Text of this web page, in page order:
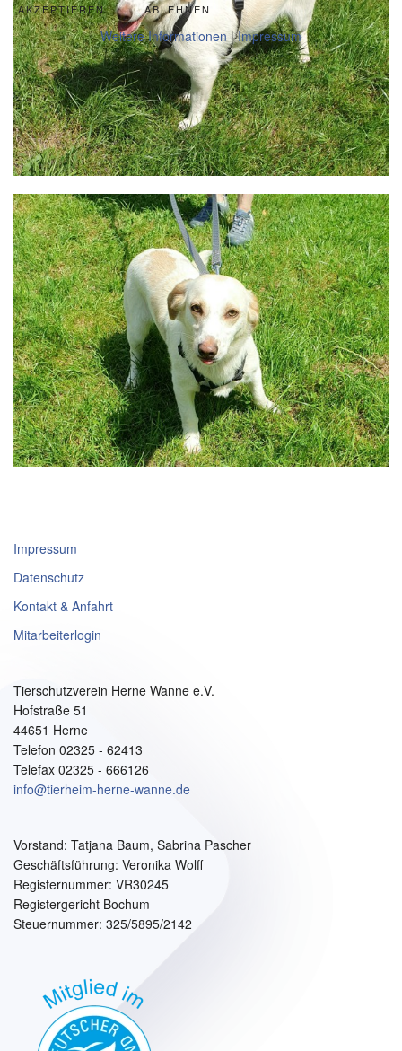
Impressum
Datenschutz
Kontakt & Anfahrt
Mitarbeiterlogin
Tierschutzverein Herne Wanne e.V.
Hofstraße 51
44651 Herne
Telefon 02325 - 62413
Telefax 02325 - 666126
info@tierheim-herne-wanne.de
Vorstand: Tatjana Baum, Sabrina Pascher
Geschäftsführung: Veronika Wolff
Registernummer: VR30245
Registergericht Bochum
Steuernummer: 325/5895/2142
AKZEPTIEREN ABLEHNEN
Weitere Informationen|Impressum